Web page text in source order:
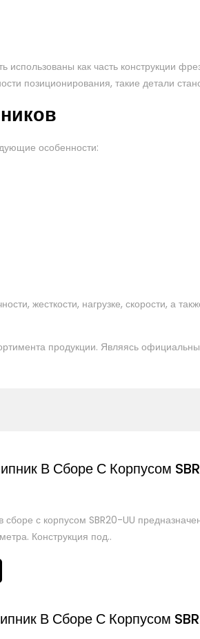
как часть конструкции
позиционирования, такие детали
особенности:
жесткости, нагрузке, скорости, а
продукции. Являясь
В Сборе С Корпусом
с корпусом SBR20-UU
Конструкция под..
В Сборе С Корпусом